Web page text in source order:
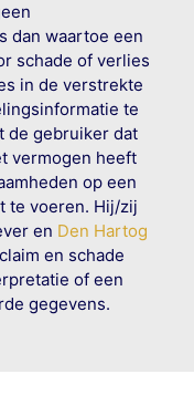
dan waartoe een
schade of verlies
in de verstrekte
te
de gebruiker dat
vermogen heeft
op een
te voeren. Hij/zij
en Den Hartog
en schade
of een
gegevens.